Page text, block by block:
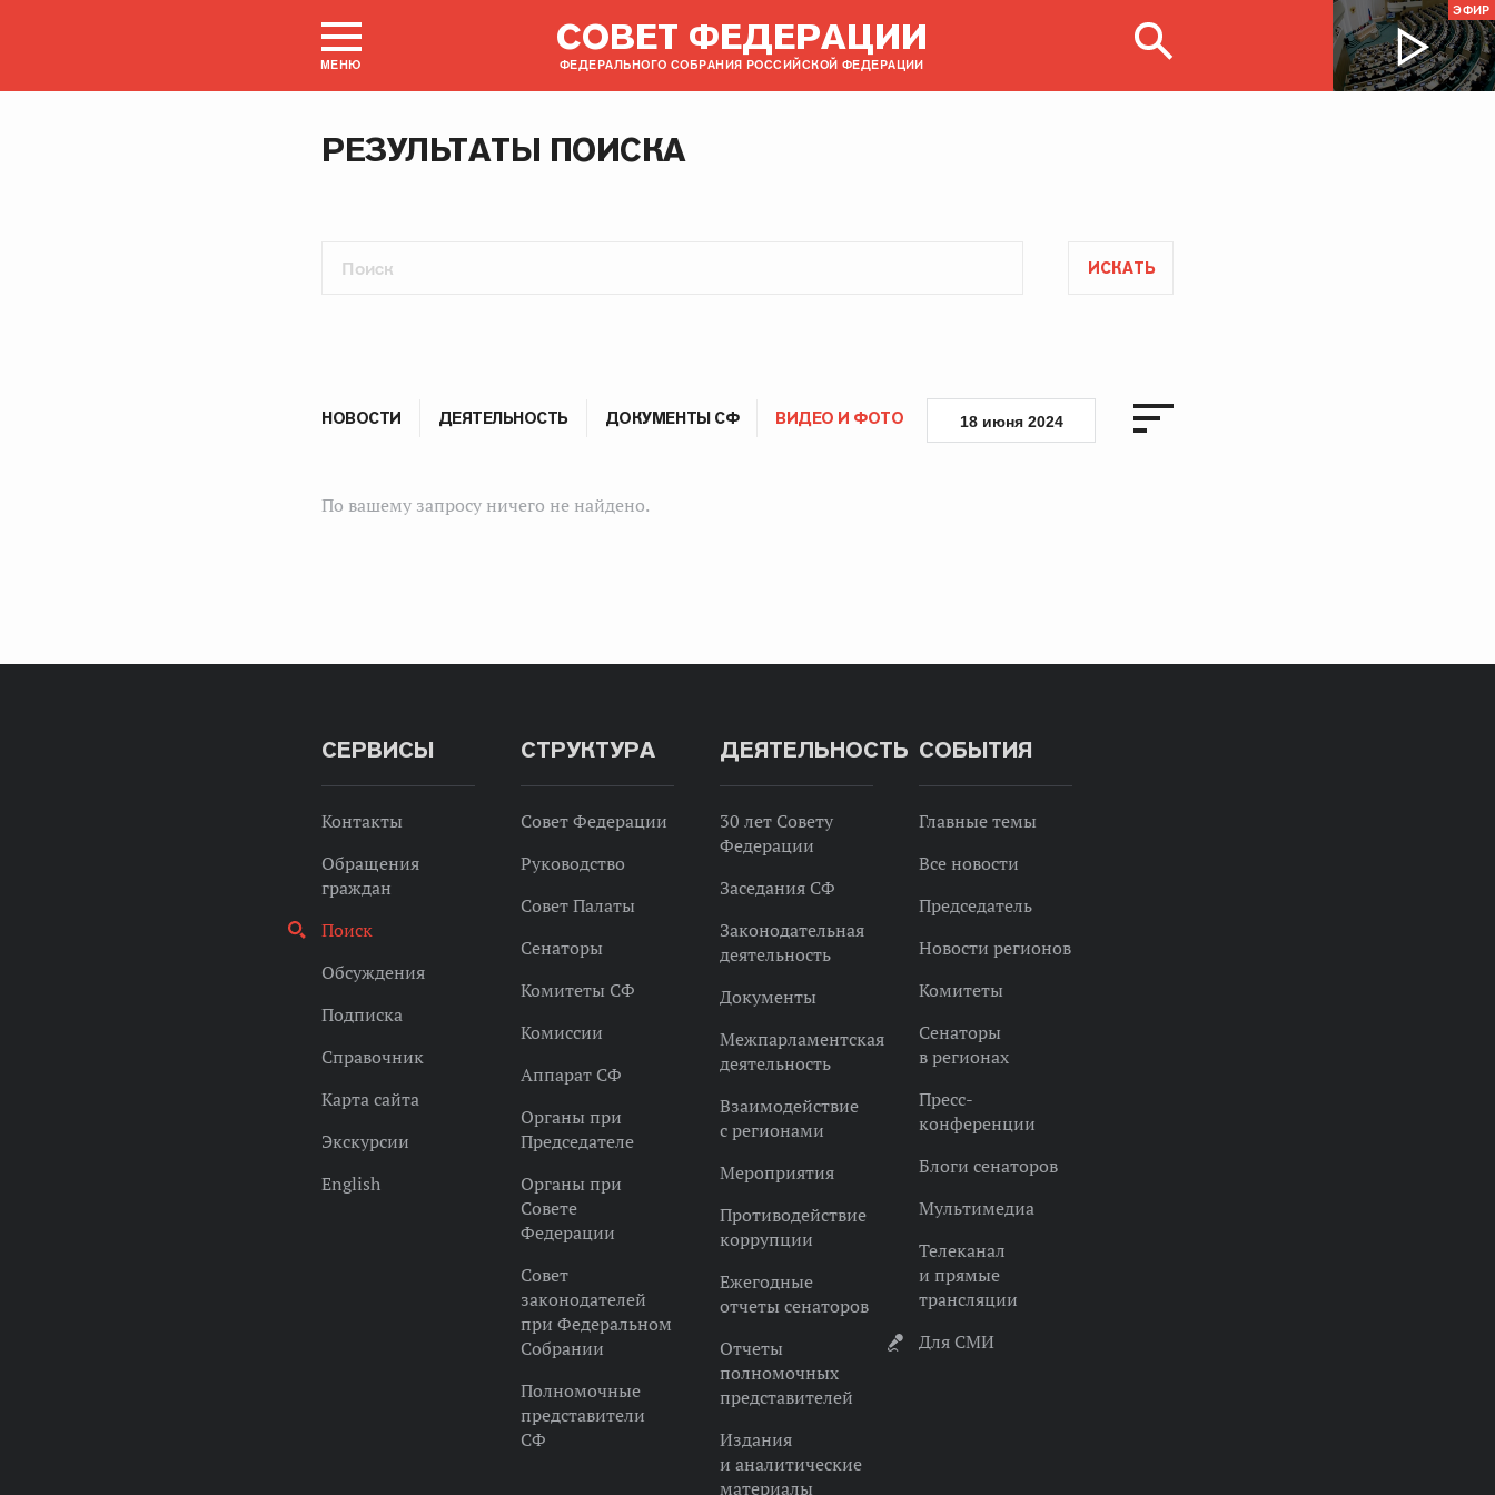
МЕНЮ
СОВЕТ ФЕДЕРАЦИИ
ФЕДЕРАЛЬНОГО СОБРАНИЯ РОССИЙСКОЙ ФЕДЕРАЦИИ
ЭФИР
РЕЗУЛЬТАТЫ ПОИСКА
ИСКАТЬ
НОВОСТИ ДЕЯТЕЛЬНОСТЬ ДОКУМЕНТЫ СФ ВИДЕО И ФОТО 18 июня 2024
По вашему запросу ничего не найдено.
СЕРВИСЫ
Контакты
Обращения
граждан
Поиск
Обсуждения
Подписка
Справочник
Карта сайта
Экскурсии
English
СТРУКТУРА
Совет Федерации
Руководство
Совет Палаты
Сенаторы
Комитеты СФ
Комиссии
Аппарат СФ
Органы при
Председателе
Органы при
Совете
Федерации
Совет
законодателей
при Федеральном
Собрании
Полномочные
представители
СФ
ДЕЯТЕЛЬНОСТЬ
30 лет Совету
Федерации
Заседания СФ
Законодательная
деятельность
Документы
Межпарламентская
деятельность
Взаимодействие
с регионами
Мероприятия
Противодействие
коррупции
Ежегодные
отчеты сенаторов
Отчеты
полномочных
представителей
Издания
и аналитические
материалы
СОБЫТИЯ
Главные темы
Все новости
Председатель
Новости регионов
Комитеты
Сенаторы
в регионах
Пресс-
конференции
Блоги сенаторов
Мультимедиа
Телеканал
и прямые
трансляции
Для СМИ